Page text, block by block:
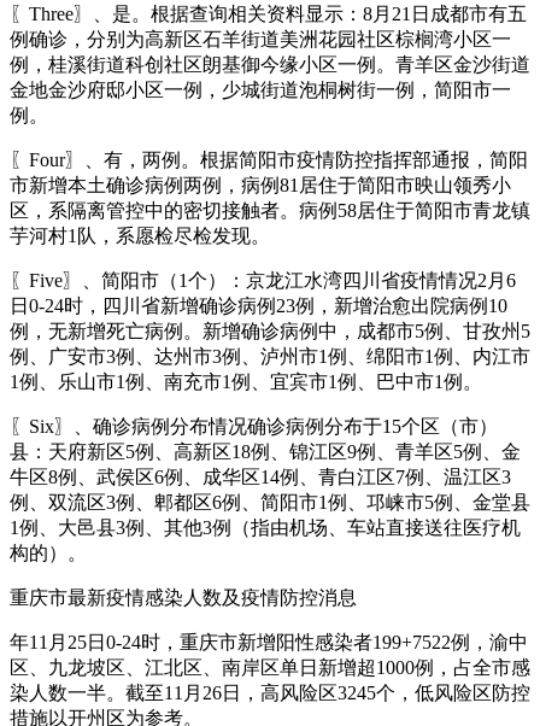
〖Three〗、是。根据查询相关资料显示：8月21日成都市有五
例确诊，分别为高新区石羊街道美洲花园社区棕榈湾小区一
例，桂溪街道科创社区朗基御今缘小区一例。青羊区金沙街道
金地金沙府邸小区一例，少城街道泡桐树街一例，简阳市一
例。
〖Four〗、有，两例。根据简阳市疫情防控指挥部通报，简阳
市新增本土确诊病例两例，病例81居住于简阳市映山领秀小
区，系隔离管控中的密切接触者。病例58居住于简阳市青龙镇
芋河村1队，系愿检尽检发现。
〖Five〗、简阳市（1个）：京龙江水湾四川省疫情情况2月6
日0-24时，四川省新增确诊病例23例，新增治愈出院病例10
例，无新增死亡病例。新增确诊病例中，成都市5例、甘孜州5
例、广安市3例、达州市3例、泸州市1例、绵阳市1例、内江市
1例、乐山市1例、南充市1例、宜宾市1例、巴中市1例。
〖Six〗、确诊病例分布情况确诊病例分布于15个区（市）
县：天府新区5例、高新区18例、锦江区9例、青羊区5例、金
牛区8例、武侯区6例、成华区14例、青白江区7例、温江区3
例、双流区3例、郫都区6例、简阳市1例、邛崃市5例、金堂县
1例、大邑县3例、其他3例（指由机场、车站直接送往医疗机
构的）。
重庆市最新疫情感染人数及疫情防控消息
年11月25日0-24时，重庆市新增阳性感染者199+7522例，渝中
区、九龙坡区、江北区、南岸区单日新增超1000例，占全市感
染人数一半。截至11月26日，高风险区3245个，低风险区防控
措施以开州区为参考。